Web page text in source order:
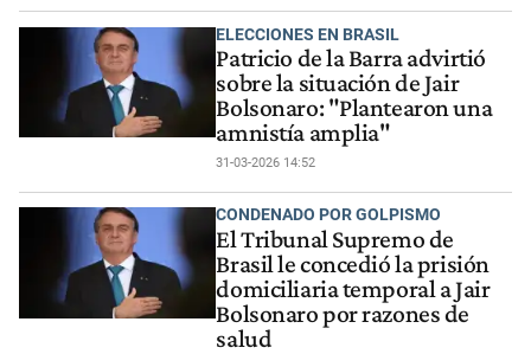
ELECCIONES EN BRASIL
Patricio de la Barra advirtió
sobre la situación de Jair
Bolsonaro: "Plantearon una
amnistía amplia"
31-03-2026 14:52
CONDENADO POR GOLPISMO
El Tribunal Supremo de
Brasil le concedió la prisión
domiciliaria temporal a Jair
Bolsonaro por razones de
salud